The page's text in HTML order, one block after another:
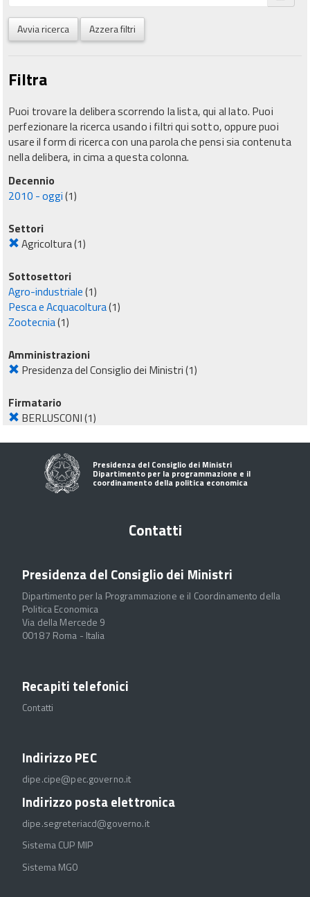
Avvia ricerca Azzera filtri
Filtra
Puoi trovare la delibera scorrendo la lista, qui al lato. Puoi
perfezionare la ricerca usando i filtri qui sotto, oppure puoi
usare il form di ricerca con una parola che pensi sia contenuta
nella delibera, in cima a questa colonna.
Decennio
2010 - oggi(1)
Settori
Agricoltura(1)
Sottosettori
Agro-industriale(1)
Pesca e Acquacoltura(1)
Zootecnia(1)
Amministrazioni
Presidenza del Consiglio dei Ministri(1)
Firmatario
BERLUSCONI(1)
Presidenza del Consiglio dei Ministri
Dipartimento per la programmazione e il
coordinamento della politica economica
Contatti
Presidenza del Consiglio dei Ministri
Dipartimento per la Programmazione e il Coordinamento della
Politica Economica
Via della Mercede 9
00187 Roma - Italia
Recapiti telefonici
Contatti
Indirizzo PEC
dipe.cipe@pec.governo.it
Indirizzo posta elettronica
dipe.segreteriacd@governo.it
Sistema CUP MIP
Sistema MGO